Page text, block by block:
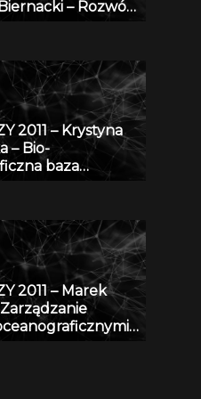
– Rozwój
w
pracy
2011 – Krystyna
– Bio-
baza
i stan
2011 – Marek